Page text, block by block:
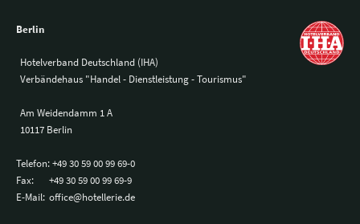
Berlin
Hotelverband Deutschland (IHA)
Verbändehaus "Handel - Dienstleistung - Tourismus"
Am Weidendamm 1 A
10117 Berlin
Telefon:+49 30 59 00 99 69-0
Fax:
+49 30 59 00 99 69-9
E-Mail: office@hotellerie.de